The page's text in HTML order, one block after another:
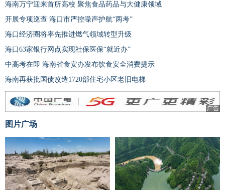
海南万宁迎来首所高校 聚焦食品药品与大健康领域
开展专项巡查 海口市严控噪声护航“两考”
海口经济圈将率先推进燃气领域转型升级
海口63家银行网点实现社保医保“就近办”
中高考在即 海南省食安办发布饮食安全消费提示
海南再获批国债改造1720部住宅小区老旧电梯
广告
图片广场